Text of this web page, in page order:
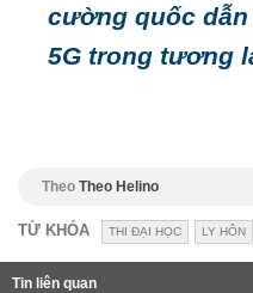
cường quốc
5G trong tương
Theo Theo Helino
TỪ KHÓA THI ĐẠI HỌC LY HÔN
Tin liên quan